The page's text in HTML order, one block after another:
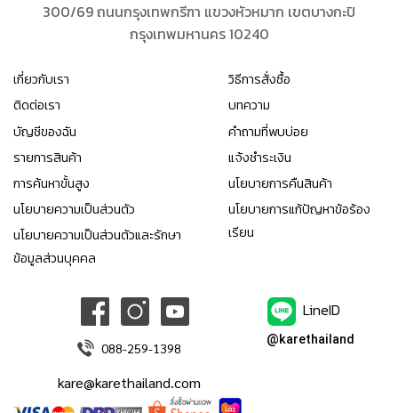
300/69 ถนนกรุงเทพกรีฑา แขวงหัวหมาก เขตบางกะปิ
กรุงเทพมหานคร 10240
เกี่ยวกับเรา
ติดต่อเรา
บัญชีของฉัน
รายการสินค้า
การค้นหาขั้นสูง
นโยบายความเป็นส่วนตัว
นโยบายความเป็นส่วนตัวและรักษา
ข้อมูลส่วนบุคคล
วิธีการสั่งซื้อ
บทความ
คำถามที่พบบ่อย
แจ้งชำระเงิน
นโยบายการคืนสินค้า
นโยบายการแก้ปัญหาข้อร้อง
เรียน
088-259-1398
kare@karethailand.com
LineID
@karethailand